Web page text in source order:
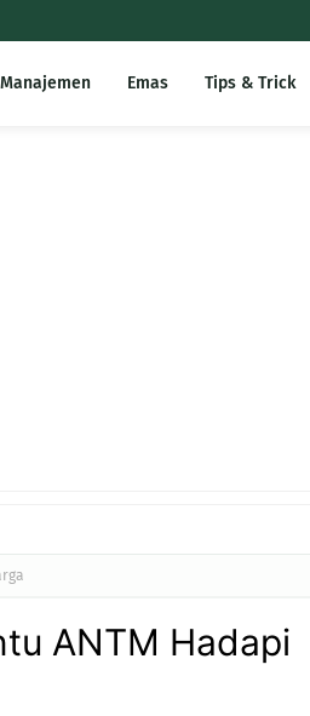
Manajemen Emas Tips & Trick
ANTM Hadapi